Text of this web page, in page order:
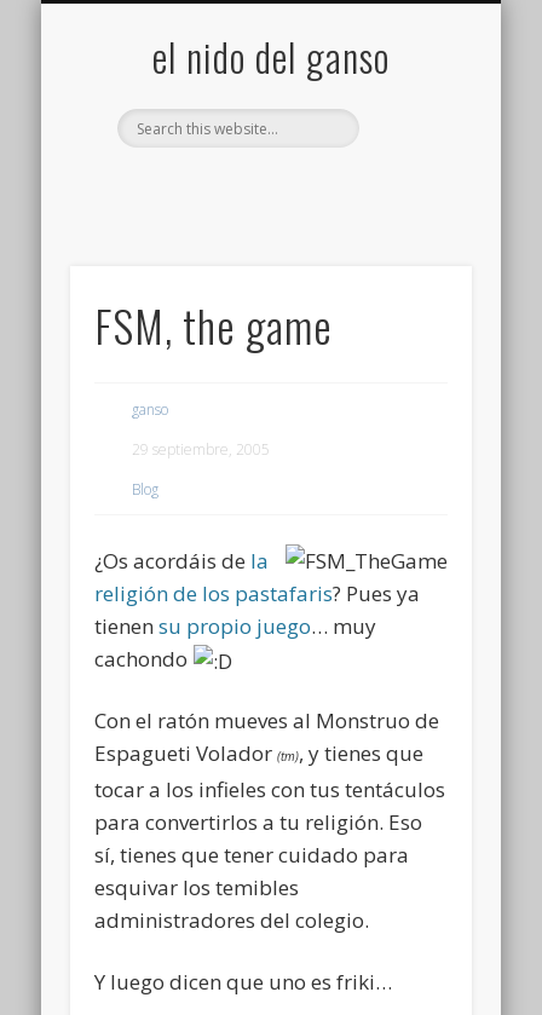
el nido del ganso
FSM, the game
ganso
29 septiembre, 2005
Blog
¿Os acordáis de la
religión de los pastafaris? Pues ya
tienensu propio juego… muy
cachondo
Con el ratón mueves al Monstruo de
Espagueti Volador(tm), y tienes que
tocar a los infieles con tus tentáculos
para convertirlos a tu religión. Eso
sí, tienes que tener cuidado para
esquivar los temibles
administradores del colegio.
Y luego dicen que uno es friki…